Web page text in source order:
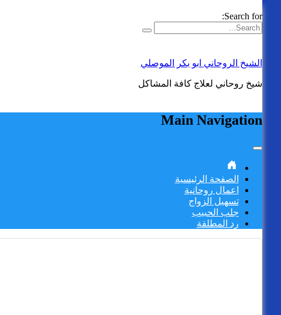
Skip to content
Search for:
الشيخ الروحاني ابو بكر الموصلي
شيخ روحاني لعلاج كافة المشاكل
Main Navigation
الصفحة الرئيسية
اعمال روحانية
تسهيل الزواج
جلب الحبيب
رد المطلقة